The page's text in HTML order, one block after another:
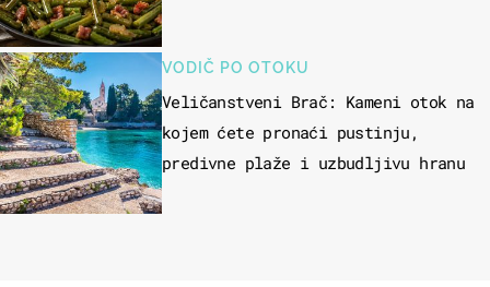
VODIČ PO OTOKU
Veličanstveni Brač: Kameni otok na
kojem ćete pronaći pustinju,
predivne plaže i uzbudljivu hranu